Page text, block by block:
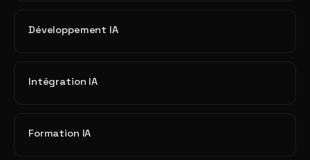
Développement IA
Intégration IA
Formation IA